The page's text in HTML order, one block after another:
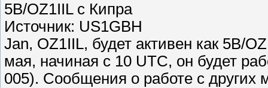
5B/OZ1IIL с Кипра
Источник: US1GBH
Jan, OZ1IIL, будет активен как 5B/
мая, начиная с 10 UTC, он будет
005). Сообщения о работе с других